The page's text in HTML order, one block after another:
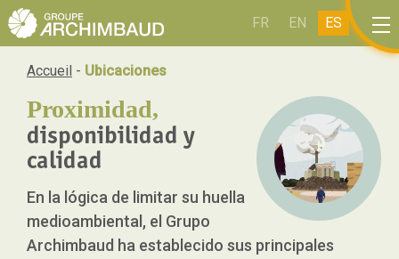
FR EN ES IT
Accueil - Ubicaciones
Proximidad,
disponibilidad y
calidad
En la lógica de limitar su huella
medioambiental, el Grupo
Archimbaud ha establecido sus principales
Panel de gestión de cookies